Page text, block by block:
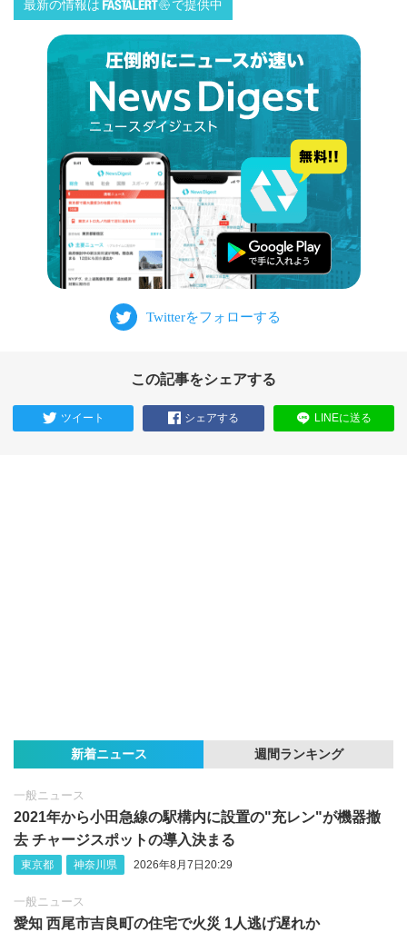
最新の情報は で提供中
この記事をシェアする
ツイート シェアする LINEに送る
新着ニュース 週間ランキング
一般ニュース
2021年から小田急線の駅構内に設置の"充レン"が機器撤
去 チャージスポットの導入決まる
東京都 神奈川県 2026年8月7日20:29
一般ニュース
愛知 西尾市吉良町の住宅で火災 1人逃げ遅れか